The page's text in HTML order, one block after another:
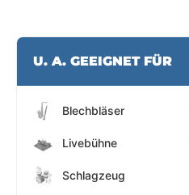
U. A. GEEIGNET FÜR
Blechbläser
Livebühne
Schlagzeug